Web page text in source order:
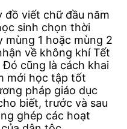
đồ viết chữ đầu năm
sinh chọn thời
1 hoặc mùng 2
về không khí Tết
cũng là cách khai
mới học tập tốt
pháp giáo dục
biết, trước và sau
ghép các hoạt